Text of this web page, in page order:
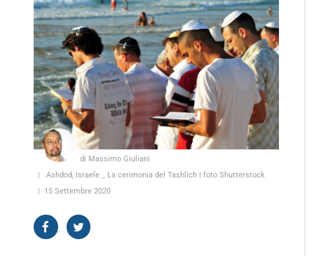
di Massimo Giuliani
Ashdod, Israele _ La cerimonia del Tashlich | foto Shutterstock
15 Settembre 2020